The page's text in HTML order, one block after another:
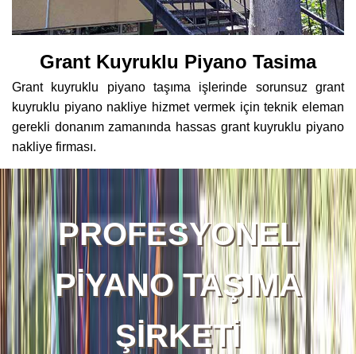
Grant Kuyruklu Piyano Tasima
Grant kuyruklu piyano taşıma işlerinde sorunsuz grant
kuyruklu piyano nakliye hizmet vermek için teknik eleman
gerekli donanım zamanında hassas grant kuyruklu piyano
nakliye firması.
PROFESYONEL
PİYANO TAŞIMA
ŞİRKETİ